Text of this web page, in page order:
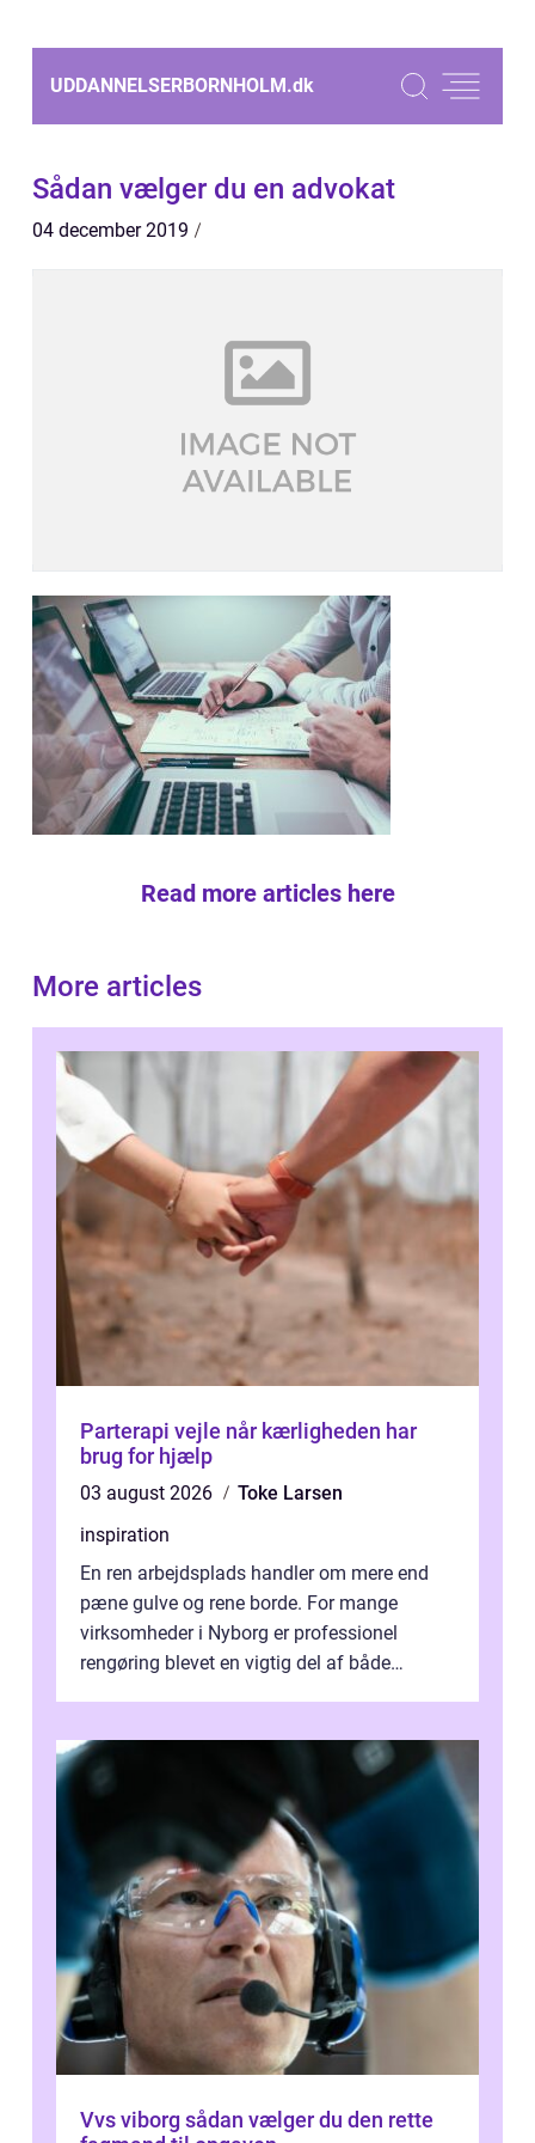
UDDANNELSERBORNHOLM.dk
Sådan vælger du en advokat
04 december 2019
Read more articles here
More articles
Parterapi vejle når kærligheden har
brug for hjælp
03 august 2026
Toke Larsen
inspiration
En ren arbejdsplads handler om mere end
pæne gulve og rene borde. For mange
virksomheder i Nyborg er professionel
rengøring blevet en vigtig del af både
Vvs viborg sådan vælger du den rette